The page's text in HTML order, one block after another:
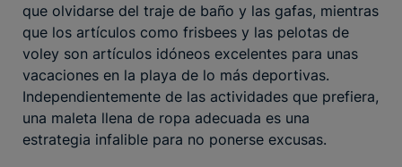
que olvidarse del traje de baño y las gafas, mientras
que los artículos como frisbees y las pelotas de
voley son artículos idóneos excelentes para unas
vacaciones en la playa de lo más deportivas.
Independientemente de las actividades que prefiera,
una maleta llena de ropa adecuada es una
estrategia infalible para no ponerse excusas.